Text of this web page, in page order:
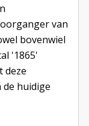
van
bovenwiel
'1865'
deze
huidige